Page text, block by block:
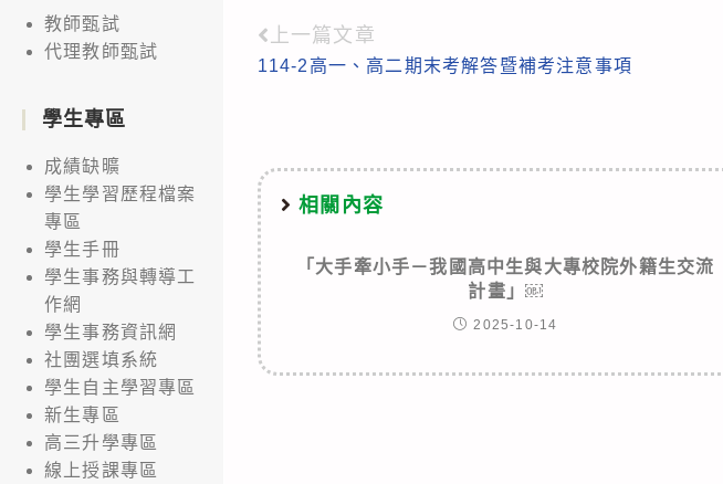
Read
more
上一篇文章
114-2高一、高二期末考解答暨補考注意事項
相關內容
「大手牽小手－我國高中生與大專校院外籍生交流
計畫」￼
2025-10-14
教師甄試
代理教師甄試
學生專區
成績缺曠
學生學習歷程檔案
專區
學生手冊
學生事務與轉導工
作網
學生事務資訊網
社團選填系統
學生自主學習專區
新生專區
高三升學專區
線上授課專區